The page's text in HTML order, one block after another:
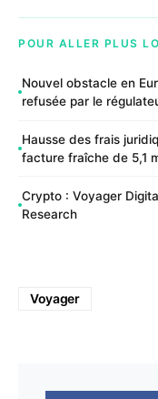
POUR ALLER PLUS
Nouvel obstacle en
refusée par le
Hausse des frais
facture fraîche de 5,1
Crypto : Voyager
Research
Voyager